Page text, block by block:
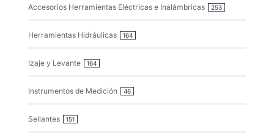
Accesorios Herramientas Eléctricas e Inalámbricas 253
Herramientas Hidráulicas 164
Izaje y Levante 164
Instrumentos de Medición 46
Sellantes 151